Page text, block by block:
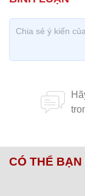
CÓ THỂ